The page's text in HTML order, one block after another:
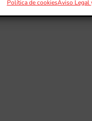
Política de cookiesAviso Legal